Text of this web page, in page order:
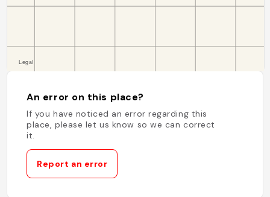
An error on this place?
If you have noticed an error regarding this
place, please let us know so we can correct
it.
Report an error